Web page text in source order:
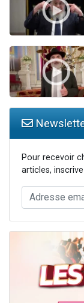
Pour recevoir
articles,